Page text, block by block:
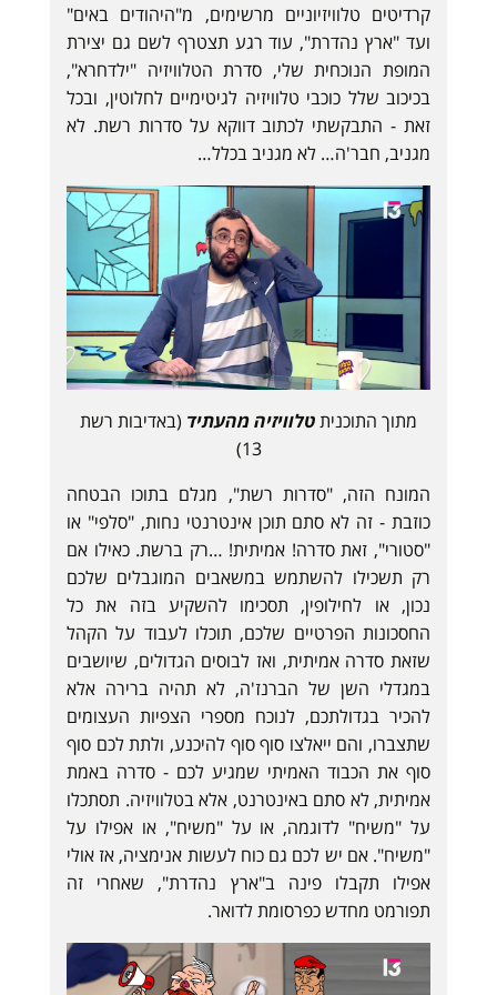
קרדיטים טלוויזיוניים מרשימים, מ"היהודים באים"
ועד "ארץ נהדרת", עוד רגע תצטרף לשם גם יצירת
המופת הנוכחית שלי, סדרת הטלוויזיה "ילדחרא",
בכיכוב שלל כוכבי טלוויזיה לגיטימיים לחלוטין, ובכל
זאת - התבקשתי לכתוב דווקא על סדרות רשת. לא
מגניב, חבר'ה… לא מגניב בכלל…
מתוך התוכניתטלוויזיה מהעתיד (באדיבות רשת
13)
המונח הזה, "סדרות רשת", מגלם בתוכו הבטחה
כוזבת - זה לא סתם תוכן אינטרנטי נחות, "סלפי" או
"סטורי", זאת סדרה! אמיתית! …רק ברשת. כאילו אם
רק תשכילו להשתמש במשאבים המוגבלים שלכם
נכון, או לחילופין, תסכימו להשקיע בזה את כל
החסכונות הפרטיים שלכם, תוכלו לעבוד על הקהל
שזאת סדרה אמיתית, ואז לבוסים הגדולים, שיושבים
במגדלי השן של הברנז'ה, לא תהיה ברירה אלא
להכיר בגדולתכם, לנוכח מספרי הצפיות העצומים
שתצברו, והם ייאלצו סוף סוף להיכנע, ולתת לכם סוף
סוף את הכבוד האמיתי שמגיע לכם - סדרה באמת
אמיתית, לא סתם באינטרנט, אלא בטלוויזיה. תסתכלו
על "משיח" לדוגמה, או על "משיח", או אפילו על
"משיח". אם יש לכם גם כוח לעשות אנימציה, אז אולי
אפילו תקבלו פינה ב"ארץ נהדרת", שאחרי זה
תפורמט מחדש כפרסומת לדואר.